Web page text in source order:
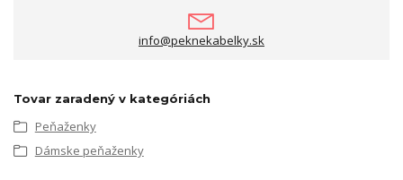
info@peknekabelky.sk
Tovar zaradený v kategóriách
Peňaženky
Dámske peňaženky